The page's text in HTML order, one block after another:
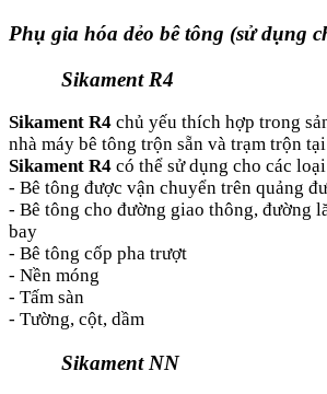
Phụ gia hóa dẻo bê tông (sử dụng
Sikament R4
Sikament R4 chủ yếu thích hợp trong
nhà máy bê tông trộn sẵn và trạm trộn
Sikament R4 có thể sử dụng cho các
- Bê tông được vận chuyển trên quảng
- Bê tông cho đường giao thông, đường
bay
- Bê tông cốp pha trượt
- Nền móng
- Tấm sàn
- Tường, cột, dầm
Sikament NN